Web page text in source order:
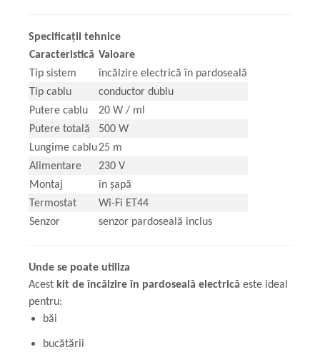
Specificații tehnice
Caracteristică Valoare
Tip sistem
încălzire electrică în pardoseală
Tip cablu
conductor dublu
Putere cablu
20 W / ml
Putere totală
500 W
Lungime cablu25 m
Alimentare
230 V
Montaj
în șapă
Termostat
Wi-Fi ET44
Senzor
senzor pardoseală inclus
Unde se poate utiliza
Acest kit de încălzire în pardoseală electrică este ideal
pentru:
băi
bucătării